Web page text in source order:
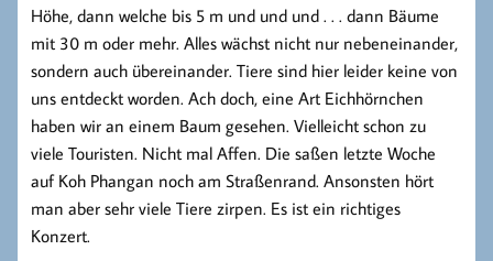
Höhe, dann welche bis 5 m und und und . . . dann Bäume
mit 30 m oder mehr. Alles wächst nicht nur nebeneinander,
sondern auch übereinander. Tiere sind hier leider keine von
uns entdeckt worden. Ach doch, eine Art Eichhörnchen
haben wir an einem Baum gesehen. Vielleicht schon zu
viele Touristen. Nicht mal Affen. Die saßen letzte Woche
auf Koh Phangan noch am Straßenrand. Ansonsten hört
man aber sehr viele Tiere zirpen. Es ist ein richtiges
Konzert.